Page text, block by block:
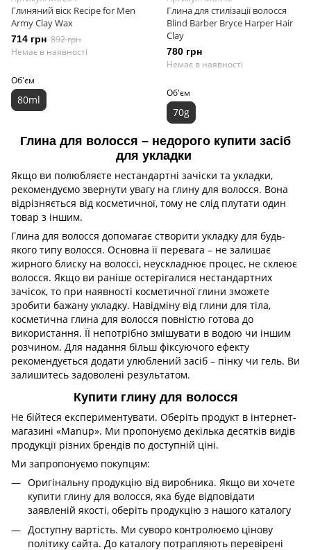
Глиняний віск Recipe for Men
Army Clay Wax
714 грн 892 грн
Немає в наявності
Об'єм
80ml
Глина для стилізації волосся
Blind Barber Bryce Harper Hair
Clay
780 грн
Немає в наявності
Об'єм
70g
Глина для волосся – недорого купити засіб
для укладки
Якщо ви полюбляєте нестандартні зачіски та укладки,
рекомендуємо звернути увагу на глину для волосся. Вона
відрізняється від косметичної, тому не слід плутати один
товар з іншим.
Глина для волосся допомагає створити укладку для будь-
якого типу волосся. Основна її перевага – не залишає
жирного блиску на волоссі, неускладнює процес, не склеює
волосся. Якщо ви раніше остерігалися нестандартних
зачісок, то при наявності косметичної глини зможете
зробити бажану укладку. Навідміну від глини для тіла,
косметична глина для волосся повністю готова до
використання. ЇЇ непотрібно змішувати в водою чи іншим
розчином. Для надання більш фіксуючого ефекту
рекомендується додати улюблений засіб – пінку чи гель. Ви
залишитесь задоволені результатом.
Купити глину для волосся
Не бійтеся експериментувати. Оберіть продукт в інтернет-
магазині «Manup». Ми пропонуємо декілька десятків видів
продукції різних брендів по доступній ціні.
Ми запропонуємо покупцям:
Оригінальну продукцію від виробника. Якщо ви хочете
купити глину для волосся, яка буде відповідати
заявленій якості, оберіть продукцію з нашого каталогу
Доступну вартість. Ми суворо контролюємо цінову
політику сайта. До каталогу потрапляють перевірені